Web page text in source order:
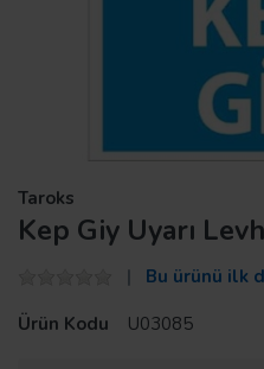
Taroks
Kep Giy Uyarı
Bu ürünü ilk
Ürün Kodu
U03085